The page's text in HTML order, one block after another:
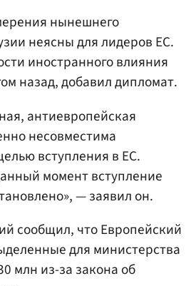
нынешнего
неясны для лидеров ЕС.
иностранного влияния
назад, добавил дипломат.
антиевропейская
несовместима
вступления в ЕС.
момент вступление
— заявил он.
сообщил, что Европейский
для министерства
млн из-за закона об